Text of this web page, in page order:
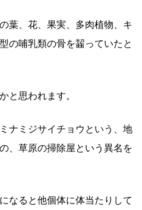
葉、花、果実、多肉植物、キ
の哺乳類の骨を齧っていたと
と思われます。
ナミジサイチョウという、地
、草原の掃除屋という異名を
なると他個体に体当たりして